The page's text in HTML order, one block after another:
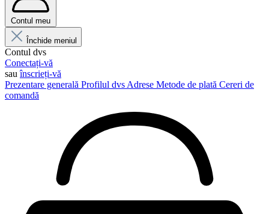
Contul meu
Închide meniul
Contul dvs
Conectați-vă
sauînscrieți-vă
Prezentare generală Profilul dvs Adrese Metode de plată Cereri de
comandă